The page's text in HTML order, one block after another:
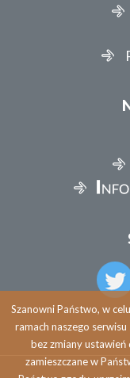
Szanowni Państwo, w
ramach naszego
bez zmiany ustawień
zamieszczane w